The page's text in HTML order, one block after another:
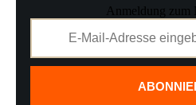
Anmeldung zum